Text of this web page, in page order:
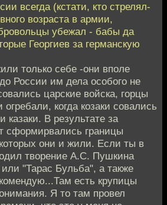
всегда (кстати, кто стрелял-
возраста в армии,
убежал - бабы да
Георгиев за германскую
только себе -они вполе
России им дела особого не
царские войска, горцы
огребали, когда козаки совались
казаки. В результате за
сформирвались границы
они и жили. Если ты в
творение А.С. Пушкина
или "Тарас Бульба", а также
есть крупицы
Я то там провел